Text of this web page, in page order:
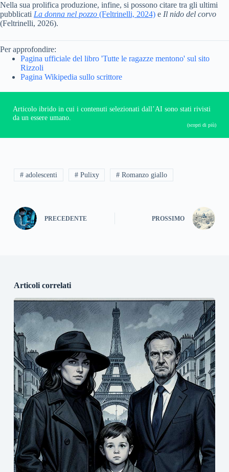
Nella sua prolifica produzione, infine, si possono citare tra gli ultimi
pubblicati La donna nel pozzo (Feltrinelli, 2024) e Il nido del corvo
(Feltrinelli, 2026).
Per approfondire:
Pagina ufficiale del libro 'Tutte le ragazze mentono' sul sito
Rizzoli
Pagina Wikipedia sullo scrittore
Articolo ibrido in cui i contenuti selezionati dall’AI sono stati rivisti
da un essere umano.
(scopri di più)
# adolescenti # Pulixy # Romanzo giallo
PRECEDENTE PROSSIMO
Articoli correlati